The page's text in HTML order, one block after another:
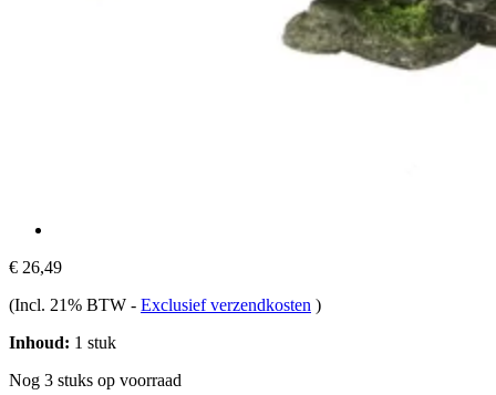
€ 26,49
(Incl. 21% BTW - Exclusief verzendkosten )
Inhoud: 1 stuk
Nog 3 stuks op voorraad